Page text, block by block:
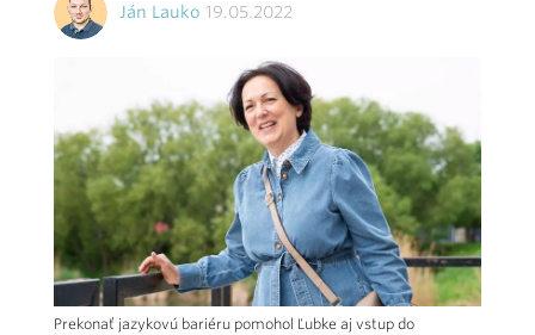
Ján Lauko 19.05.2022
Prekonať jazykovú bariéru pomohol Ľubke aj vstup do